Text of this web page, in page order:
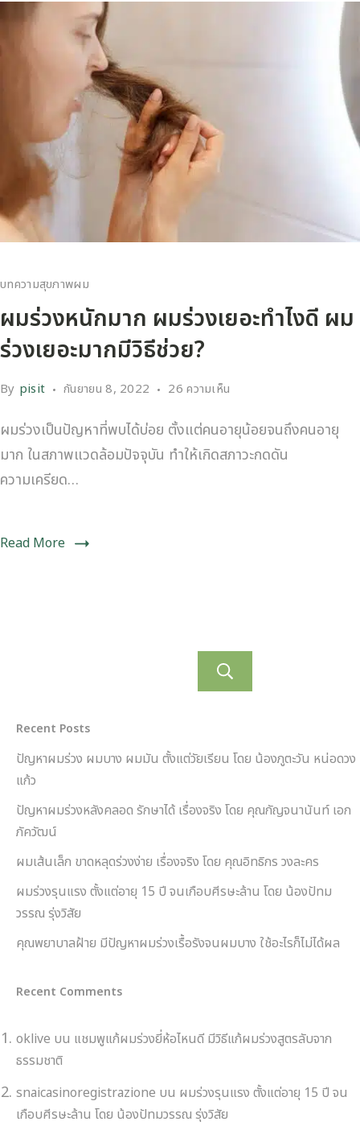
บทความสุขภาพผม
ผมร่วงหนักมาก ผมร่วงเยอะทำไงดี ผม
ร่วงเยอะมากมีวิธีช่วย?
By pisit กันยายน 8, 2022 26 ความเห็น
ผมร่วงเป็นปัญหาที่พบได้บ่อย ตั้งแต่คนอายุน้อยจนถึงคนอายุ
มาก ในสภาพแวดล้อมปัจจุบัน ทำให้เกิดสภาวะกดดัน
ความเครียด…
Read More
Recent Posts
ปัญหาผมร่วง ผมบาง ผมมัน ตั้งแต่วัยเรียน โดย น้องภูตะวัน หน่อดวง
แก้ว
ปัญหาผมร่วงหลังคลอด รักษาได้ เรื่องจริง โดย คุณกัญจนานันท์ เอก
ภัควัฒน์
ผมเส้นเล็ก ขาดหลุดร่วงง่าย เรื่องจริง โดย คุณอิทธิกร วงละคร
ผมร่วงรุนแรง ตั้งแต่อายุ 15 ปี จนเกือบศีรษะล้าน โดย น้องปัทม
วรรณ รุ่งวิสัย
คุณพยาบาลฝ้าย มีปัญหาผมร่วงเรื้อรังจนผมบาง ใช้อะไรก็ไม่ได้ผล
Recent Comments
oklive บน แชมพูแก้ผมร่วงยี่ห้อไหนดี มีวิธีแก้ผมร่วงสูตรลับจาก
ธรรมชาติ
snaicasinoregistrazione บน ผมร่วงรุนแรง ตั้งแต่อายุ 15 ปี จน
เกือบศีรษะล้าน โดย น้องปัทมวรรณ รุ่งวิสัย